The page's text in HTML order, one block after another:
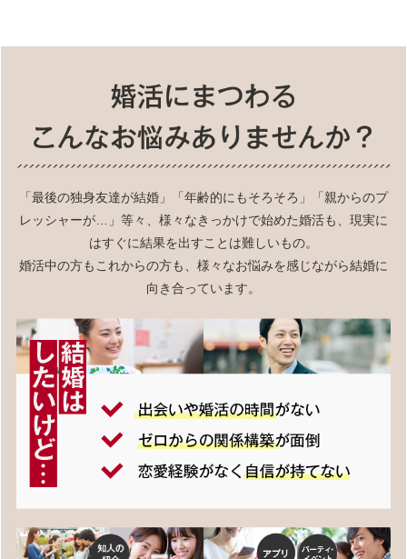
「最後の独身友達が結婚」「年齢的にもそろそろ」「親からのプ
レッシャーが…」等々、様々なきっかけで始めた婚活も、現実に
はすぐに結果を出すことは難しいもの。
婚活中の方もこれからの方も、様々なお悩みを感じながら結婚に
向き合っています。